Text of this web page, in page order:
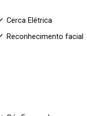
Cerca Elétrica
Reconhecimento facial